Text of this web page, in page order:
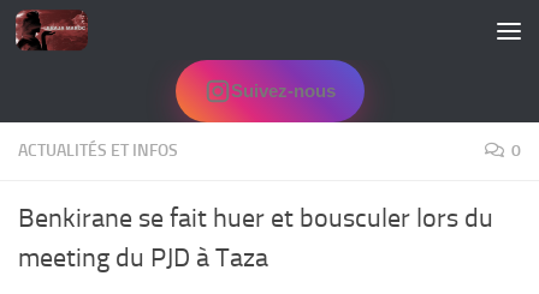
Skip to content
Suivez-nous
ACTUALITÉS ET INFOS 0
Benkirane se fait huer et bousculer lors du
meeting du PJD à Taza